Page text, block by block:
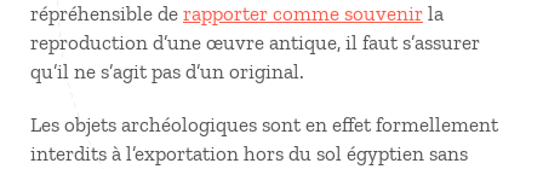
répréhensible de rapporter comme souvenir la
reproduction d’une œuvre antique, il faut s’assurer
qu’il ne s’agit pas d’un original.
Les objets archéologiques sont en effet formellement
interdits à l’exportation hors du sol égyptien sans